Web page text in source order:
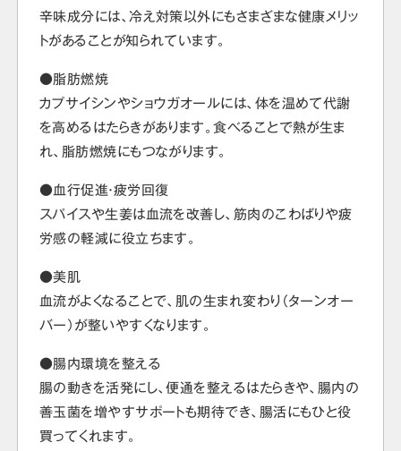
辛味成分には、冷え対策以外にもさまざまな健康メリッ
トがあることが知られています。
●脂肪燃焼
カプサイシンやショウガオールには、体を温めて代謝
を高めるはたらきがあります。食べることで熱が生ま
れ、脂肪燃焼にもつながります。
●血行促進・疲労回復
スパイスや生姜は血流を改善し、筋肉のこわばりや疲
労感の軽減に役立ちます。
●美肌
血流がよくなることで、肌の生まれ変わり（ターンオー
バー）が整いやすくなります。
●腸内環境を整える
腸の動きを活発にし、便通を整えるはたらきや、腸内の
善玉菌を増やすサポートも期待でき、腸活にもひと役
買ってくれます。